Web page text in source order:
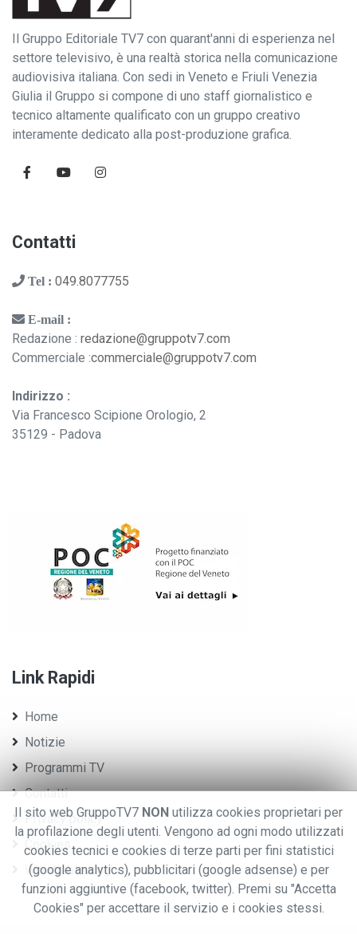
Il Gruppo Editoriale TV7 con quarant'anni di esperienza nel
settore televisivo, è una realtà storica nella comunicazione
audiovisiva italiana. Con sedi in Veneto e Friuli Venezia
Giulia il Gruppo si compone di uno staff giornalistico e
tecnico altamente qualificato con un gruppo creativo
interamente dedicato alla post-produzione grafica.
Contatti
Tel : 049.8077755
E-mail :
Redazione : redazione@gruppotv7.com
Commerciale :commerciale@gruppotv7.com
Indirizzo :
Via Francesco Scipione Orologio, 2
35129 - Padova
Link Rapidi
Home
Notizie
Programmi TV
Contatti
Privacy policy
Cookies
Whistleblowing
Il sito web GruppoTV7 NON utilizza cookies proprietari per
la profilazione degli utenti. Vengono ad ogni modo utilizzati
cookies tecnici e cookies di terze parti per fini statistici
(google analytics), pubblicitari (google adsense) e per
funzioni aggiuntive (facebook, twitter). Premi su "Accetta
Cookies" per accettare il servizio e i cookies stessi.